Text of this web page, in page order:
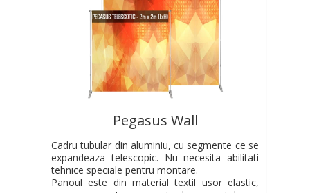
Pegasus Wall
Cadru tubular din aluminiu, cu segmente ce se
expandeaza telescopic. Nu necesita abilitati
tehnice speciale pentru montare.
Panoul este din material textil usor elastic,